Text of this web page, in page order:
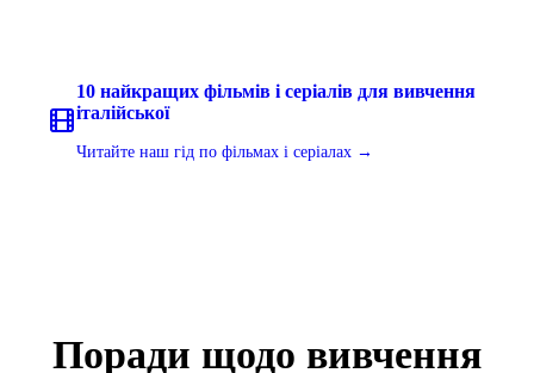
10 найкращих фільмів і серіалів для вивчення
італійської
Читайте наш гід по фільмах і серіалах →
Поради щодо вивчення